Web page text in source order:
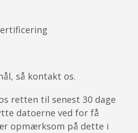
så kontakt os.
retten til senest 30 dage
datoerne ved for få
opmærksom på dette i